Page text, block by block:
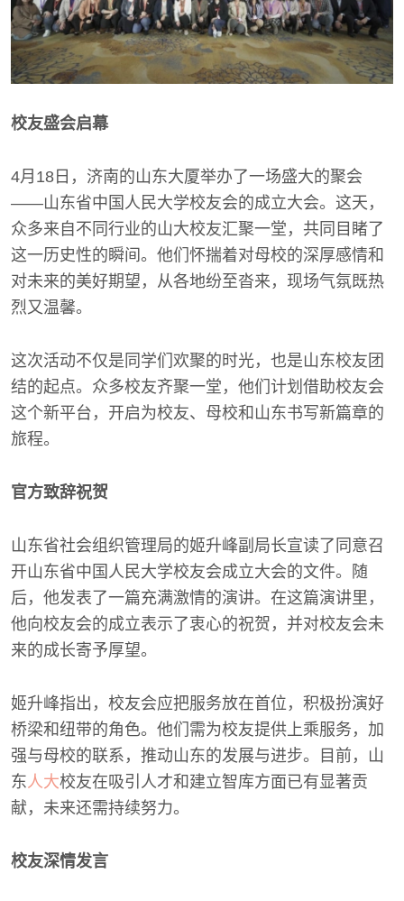
校友盛会启幕
4月18日，济南的山东大厦举办了一场盛大的聚会
——山东省中国人民大学校友会的成立大会。这天，
众多来自不同行业的山大校友汇聚一堂，共同目睹了
这一历史性的瞬间。他们怀揣着对母校的深厚感情和
对未来的美好期望，从各地纷至沓来，现场气氛既热
烈又温馨。
这次活动不仅是同学们欢聚的时光，也是山东校友团
结的起点。众多校友齐聚一堂，他们计划借助校友会
这个新平台，开启为校友、母校和山东书写新篇章的
旅程。
官方致辞祝贺
山东省社会组织管理局的姬升峰副局长宣读了同意召
开山东省中国人民大学校友会成立大会的文件。随
后，他发表了一篇充满激情的演讲。在这篇演讲里，
他向校友会的成立表示了衷心的祝贺，并对校友会未
来的成长寄予厚望。
姬升峰指出，校友会应把服务放在首位，积极扮演好
桥梁和纽带的角色。他们需为校友提供上乘服务，加
强与母校的联系，推动山东的发展与进步。目前，山
东人大校友在吸引人才和建立智库方面已有显著贡
献，未来还需持续努力。
校友深情发言